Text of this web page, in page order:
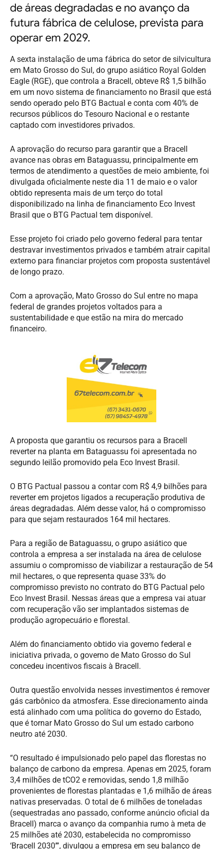
de áreas degradadas e no avanço da
futura fábrica de celulose, prevista para
operar em 2029.
A sexta instalação de uma fábrica do setor de silvicultura
em Mato Grosso do Sul, do grupo asiático Royal Golden
Eagle (RGE), que controla a Bracell, obteve R$ 1,5 bilhão
em um novo sistema de financiamento no Brasil que está
sendo operado pelo BTG Bactual e conta com 40% de
recursos públicos do Tesouro Nacional e o restante
captado com investidores privados.
A aprovação do recurso para garantir que a Bracell
avance nas obras em Bataguassu, principalmente em
termos de atendimento a questões de meio ambiente, foi
divulgada oficialmente neste dia 11 de maio e o valor
obtido representa mais de um terço do total
disponibilizado na linha de financiamento Eco Invest
Brasil que o BTG Pactual tem disponível.
Esse projeto foi criado pelo governo federal para tentar
destravar investimentos privados e também atrair capital
externo para financiar projetos com proposta sustentável
de longo prazo.
Com a aprovação, Mato Grosso do Sul entre no mapa
federal de grandes projetos voltados para a
sustentabilidade e que estão na mira do mercado
financeiro.
A proposta que garantiu os recursos para a Bracell
reverter na planta em Bataguassu foi apresentada no
segundo leilão promovido pela Eco Invest Brasil.
O BTG Pactual passou a contar com R$ 4,9 bilhões para
reverter em projetos ligados a recuperação produtiva de
áreas degradadas. Além desse valor, há o compromisso
para que sejam restaurados 164 mil hectares.
Para a região de Bataguassu, o grupo asiático que
controla a empresa a ser instalada na área de celulose
assumiu o compromisso de viabilizar a restauração de 54
mil hectares, o que representa quase 33% do
compromisso previsto no contrato do BTG Pactual pelo
Eco Invest Brasil. Nessas áreas que a empresa vai atuar
com recuperação vão ser implantados sistemas de
produção agropecuário e florestal.
Além do financiamento obtido via governo federal e
iniciativa privada, o governo de Mato Grosso do Sul
concedeu incentivos fiscais à Bracell.
Outra questão envolvida nesses investimentos é remover
gás carbônico da atmosfera. Esse direcionamento ainda
está alinhado com uma política do governo do Estado,
que é tornar Mato Grosso do Sul um estado carbono
neutro até 2030.
“O resultado é impulsionado pelo papel das florestas no
balanço de carbono da empresa. Apenas em 2025, foram
3,4 milhões de tCO2 e removidas, sendo 1,8 milhão
provenientes de florestas plantadas e 1,6 milhão de áreas
nativas preservadas. O total de 6 milhões de toneladas
(sequestradas ano passado, conforme anúncio oficial da
Bracell) marca o avanço da companhia rumo à meta de
25 milhões até 2030, estabelecida no compromisso
‘Bracell 2030’”, divulgou a empresa em seu balanço de